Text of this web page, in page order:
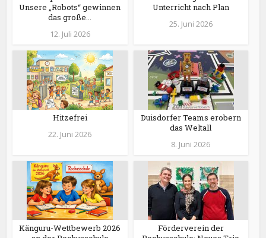
Unsere „Robots“ gewinnen
das große...
12. Juli 2026
Unterricht nach Plan
25. Juni 2026
Hitzefrei
22. Juni 2026
Duisdorfer Teams erobern
das Weltall
8. Juni 2026
Känguru-Wettbewerb 2026
Förderverein der